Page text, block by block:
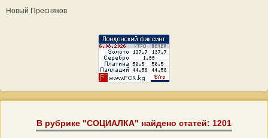
Новый Пресняков
В рубрике "СОЦИАЛКА" найдено статей: 1201